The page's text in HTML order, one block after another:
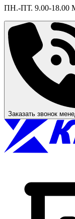
ПН.-ПТ. 9.00-18.00
Заказать звонок